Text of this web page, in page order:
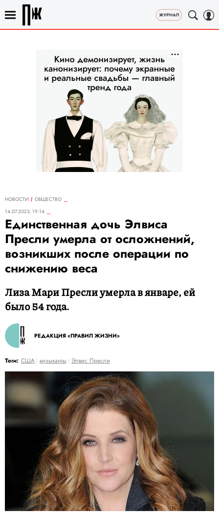
НОВОСТИ
ОБЩЕСТВО
14.07.2023, 19:14
Единственная дочь Элвиса
Пресли умерла от осложнений,
возникших после операции по
снижению веса
Лиза Мари Пресли умерла в январе, ей
было 54 года.
РЕДАКЦИЯ «ПРАВИЛ ЖИЗНИ»
Теги: США музыканты Элвис Пресли